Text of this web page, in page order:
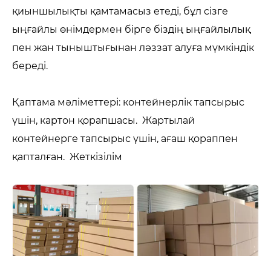
қиыншылықты қамтамасыз етеді, бұл сізге
ыңғайлы өнімдермен бірге біздің ыңғайлылық
пен жан тыныштығынан ләззат алуға мүмкіндік
береді.
Қаптама мәліметтері: контейнерлік тапсырыс
үшін, картон қорапшасы. Жартылай
контейнерге тапсырыс үшін, ағаш қораппен
қапталған. Жеткізілім